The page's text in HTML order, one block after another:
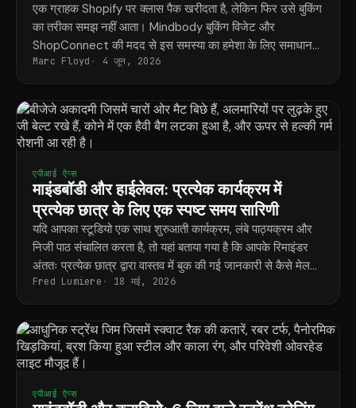
एक ग्राहक Shopify पर क्लास पैक खरीदता है, लेकिन फिर उसे बुकिंग
का तरीका समझ नहीं आता। Mindbody बुकिंग विजेट और
ShopConnect की मदद से इस समस्या का हमेशा के लिए समाधान
मिल जाता है।
Marc Floyd 4 जून, 2026
एपीआई ऐप्स
माइंडबॉडी और हाईलेवल: प्रत्येक कार्यक्रम में
प्रत्येक छात्र के लिए एक स्पष्ट समय सारिणी
यदि आपका स्टूडियो एक साथ शुरुआती कार्यक्रम, लंबे पाठ्यक्रम और
निजी पाठ संचालित करता है, तो यहां बताया गया है कि आपके रिमाइंडर
अंततः प्रत्येक छात्र द्वारा वास्तव में बुक की गई जानकारी से कैसे मेल
खाते हैं।
Fred Lumiere 18 मई, 2026
एपीआई ऐप्स